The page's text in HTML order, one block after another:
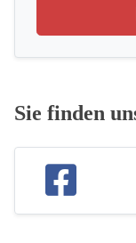
Sie finden